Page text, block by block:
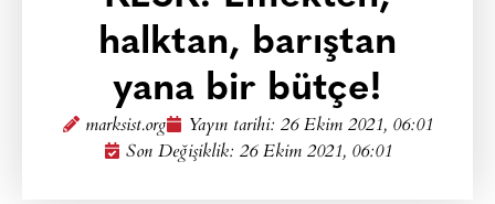
halktan, barıştan
yana bir bütçe!
marksist.org Yayın tarihi: 26 Ekim 2021, 06:01
Son Değişiklik: 26 Ekim 2021, 06:01